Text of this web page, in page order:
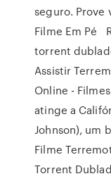
seguro. Prove
Filme Em Pé
torrent
Assistir
Online -
atinge a
Johnson), um
Filme
Torrent